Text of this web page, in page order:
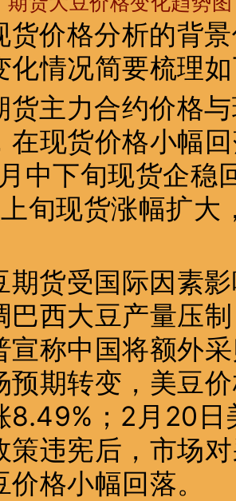
货价格分析的背
化情况简要梳理
货主力合约价格
在现货价格小幅
月中下旬现货企
旬现货涨幅扩大
期货受国际因素
巴西大豆产量压
宣称中国将额外
预期转变，美豆
8.49%；2月20
策违宪后，市场
格小幅回落。